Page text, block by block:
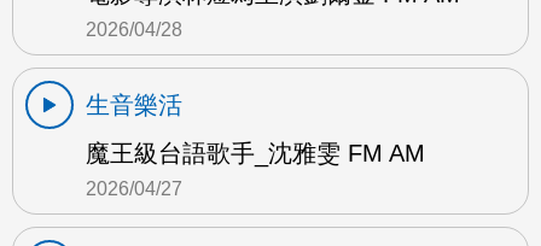
2026/04/28
生音樂活
魔王級台語歌手_沈雅雯 FM AM
2026/04/27